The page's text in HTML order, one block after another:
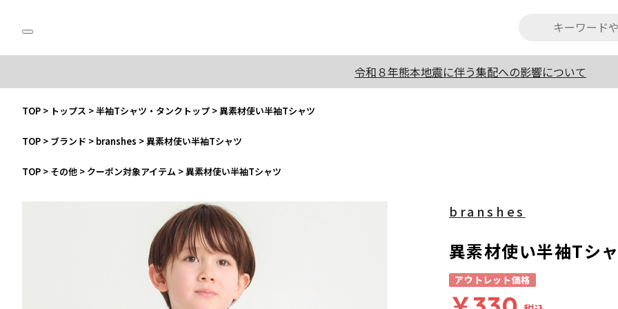
令和８年熊本地震に伴う集配への影響について
TOP > トップス >半袖Tシャツ・タンクトップ >異素材使い半袖Tシャツ
TOP > ブランド > branshes >異素材使い半袖Tシャツ
TOP > その他 > クーポン対象アイテム >異素材使い半袖Tシャツ
branshes
異素材使い半袖Tシ
アウトレット価格